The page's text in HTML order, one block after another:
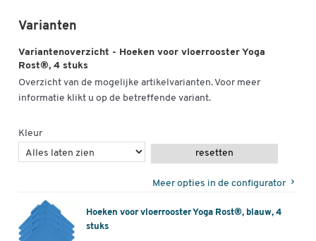
Varianten
Variantenoverzicht - Hoeken voor vloerrooster Yoga
Rost®, 4 stuks
Overzicht van de mogelijke artikelvarianten. Voor meer
informatie klikt u op de betreffende variant.
Kleur
resetten
Meer opties in de configurator
Hoeken voor vloerrooster Yoga Rost®, blauw, 4
stuks